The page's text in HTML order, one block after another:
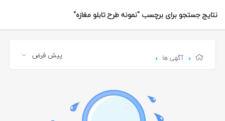
نتایج جستجو برای برچسب "نمونه طرح تابلو مغازه"
آگهی ها